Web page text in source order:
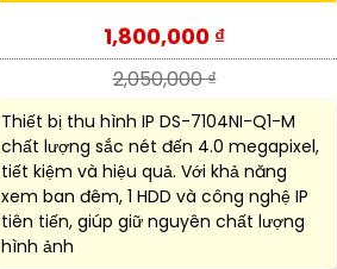
1,800,000 ₫
2,050,000 ₫
Thiết bị thu hình IP DS-7104NI-Q1-M
chất lượng sắc nét đến 4.0 megapixel,
tiết kiệm và hiệu quả. Với khả năng
xem ban đêm, 1 HDD và công nghệ IP
tiên tiến, giúp giữ nguyên chất lượng
hình ảnh